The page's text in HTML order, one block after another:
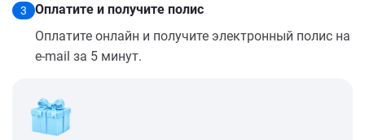
3
Оплатите и получите полис
Оплатите онлайн и получите электронный полис на
e-mail за 5 минут.